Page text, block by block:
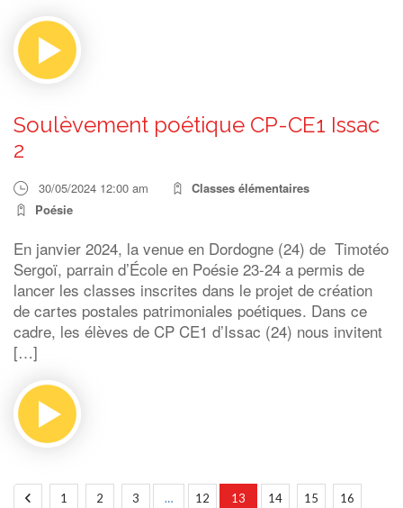
Soulèvement poétique CP-CE1 Issac
2
30/05/2024 12:00 am
Classes élémentaires
Poésie
En janvier 2024, la venue en Dordogne (24) de Timotéo
Sergoï, parrain d’École en Poésie 23-24 a permis de
lancer les classes inscrites dans le projet de création
de cartes postales patrimoniales poétiques. Dans ce
cadre, les élèves de CP CE1 d’Issac (24) nous invitent
[…]
1 2 3 … 12 13 14 15
16